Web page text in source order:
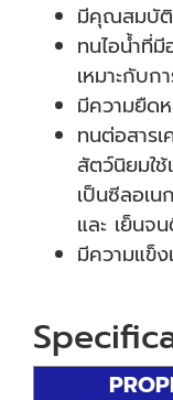
มีคุณสมบัติ
ทนไอน้ำที่
เหมาะกับก
มีความยืด
ทนต่อสาร
สัตว์นิยมใ
เป็นซีลอเ
และ เย็นจ
มีความแข็